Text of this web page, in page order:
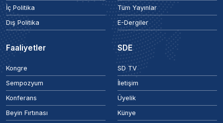
İç Politika
Dış Politika
Tüm Yayınlar
E-Dergiler
Faaliyetler
Kongre
Sempozyum
Konferans
Beyin Fırtınası
SDE
SD TV
İletişim
Üyelik
Künye